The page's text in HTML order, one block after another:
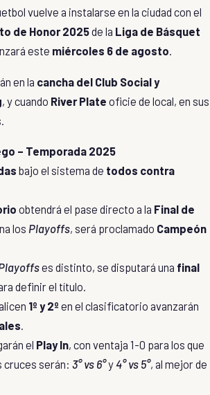
vuelve a instalarse en la ciudad con el
de Honor 2025de la Liga de Básquet
este miércoles 6 de agosto.
en la cancha del Club Social y
, y cuando River Plate oficie de local, en sus
– Temporada 2025
bajo el sistema de todos contra
obtendrá el pase directo a la Final de
los Playoffs, será proclamado Campeón
es distinto, se disputará una final
definir el título.
1º y 2ºen el clasificatorio avanzarán
.
el Play In, con ventaja 1-0 para los que
cruces serán: 3° vs 6°y4° vs 5°, al mejor de